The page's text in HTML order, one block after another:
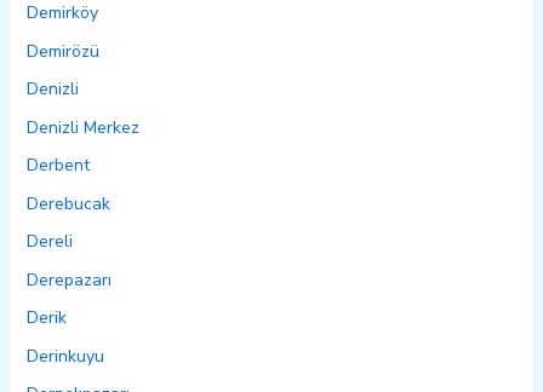
Demirköy
Demirözü
Denizli
Denizli Merkez
Derbent
Derebucak
Dereli
Derepazarı
Derik
Derinkuyu